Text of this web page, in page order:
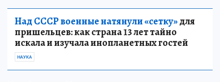
Над СССР военные натянули «сетку»для
пришельцев: как страна 13 лет тайно
искала и изучала инопланетных гостей
НАУКА